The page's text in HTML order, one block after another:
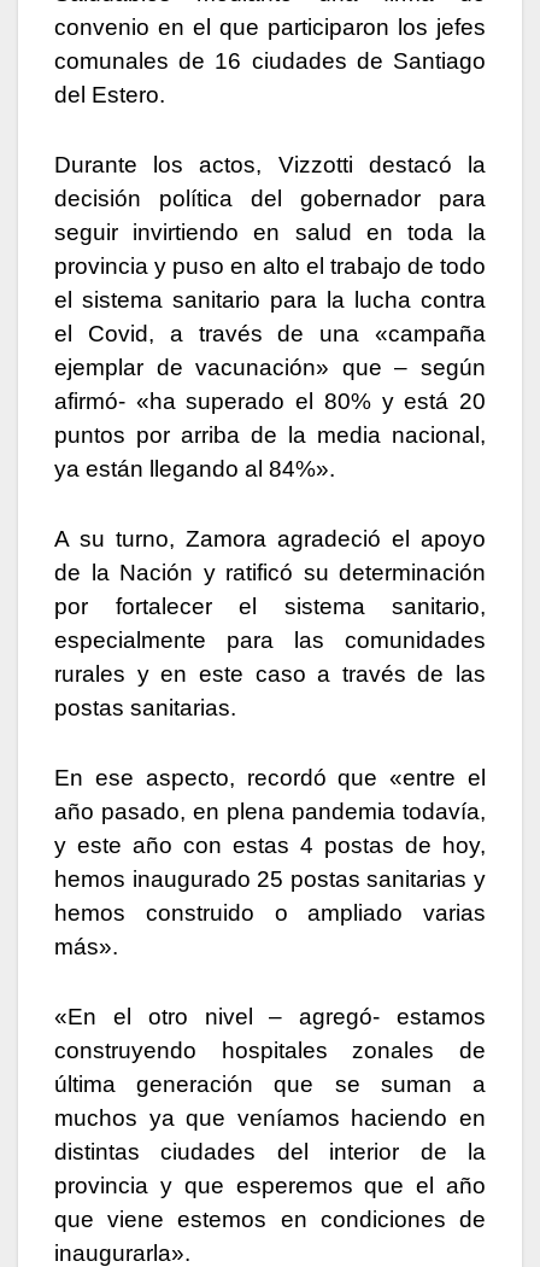
convenio en el que participaron los jefes
comunales de 16 ciudades de Santiago
del Estero.
Durante los actos, Vizzotti destacó la
decisión política del gobernador para
seguir invirtiendo en salud en toda la
provincia y puso en alto el trabajo de todo
el sistema sanitario para la lucha contra
el Covid, a través de una «campaña
ejemplar de vacunación» que – según
afirmó- «ha superado el 80% y está 20
puntos por arriba de la media nacional,
ya están llegando al 84%».
A su turno, Zamora agradeció el apoyo
de la Nación y ratificó su determinación
por fortalecer el sistema sanitario,
especialmente para las comunidades
rurales y en este caso a través de las
postas sanitarias.
En ese aspecto, recordó que «entre el
año pasado, en plena pandemia todavía,
y este año con estas 4 postas de hoy,
hemos inaugurado 25 postas sanitarias y
hemos construido o ampliado varias
más».
«En el otro nivel – agregó- estamos
construyendo hospitales zonales de
última generación que se suman a
muchos ya que veníamos haciendo en
distintas ciudades del interior de la
provincia y que esperemos que el año
que viene estemos en condiciones de
inaugurarla».